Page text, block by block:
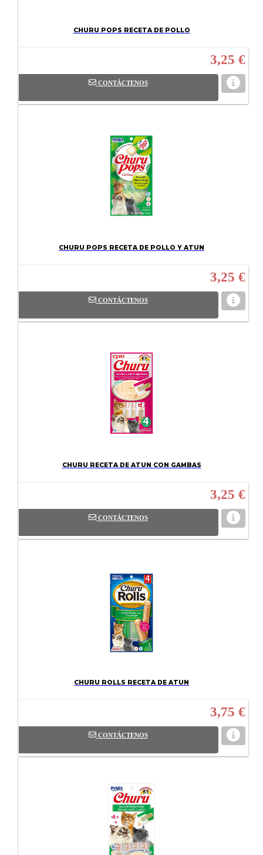
CHURU POPS RECETA DE POLLO
3,25 €
CONTÁCTENOS
CHURU POPS RECETA DE POLLO Y ATUN
3,25 €
CONTÁCTENOS
CHURU RECETA DE ATUN CON GAMBAS
3,25 €
CONTÁCTENOS
CHURU ROLLS RECETA DE ATUN
3,75 €
CONTÁCTENOS